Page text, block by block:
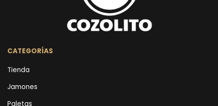
CATEGORÍAS
Tienda
Jamones
Paletas